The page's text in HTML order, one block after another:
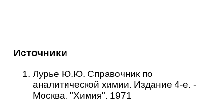
Источники
Лурье Ю.Ю. Справочник по
аналитической химии. Издание 4-е. -
Москва. "Химия". 1971